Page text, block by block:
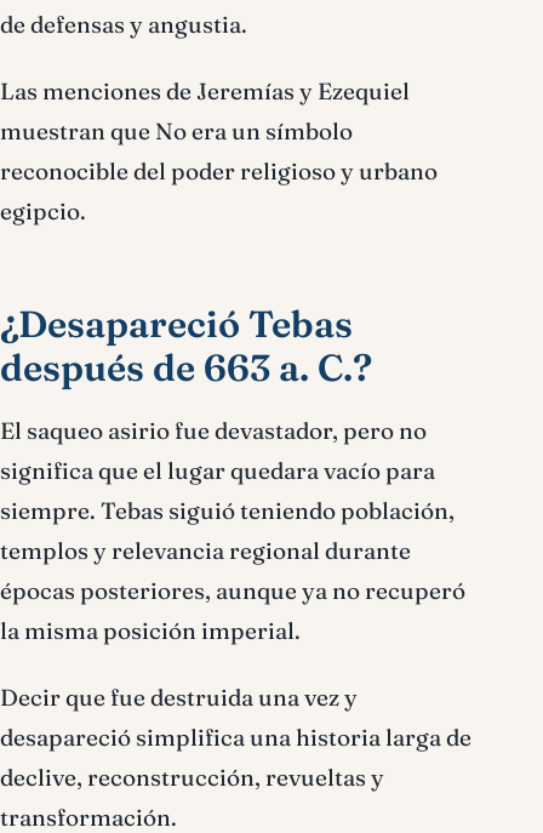
de defensas y angustia.
Las menciones de Jeremías y Ezequiel
muestran que No era un símbolo
reconocible del poder religioso y urbano
egipcio.
¿Desapareció Tebas
después de 663 a. C.?
El saqueo asirio fue devastador, pero no
significa que el lugar quedara vacío para
siempre. Tebas siguió teniendo población,
templos y relevancia regional durante
épocas posteriores, aunque ya no recuperó
la misma posición imperial.
Decir que fue destruida una vez y
desapareció simplifica una historia larga de
declive, reconstrucción, revueltas y
transformación.